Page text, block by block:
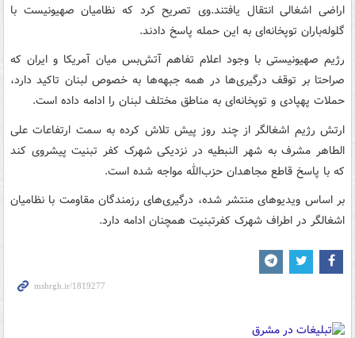
اراضی اشغالی انتقال یافتند.وی تصریح کرد که نظامیان صهیونیست با
گلوله‌باران توپخانه‌ای به این حمله پاسخ دادند.
رژیم صهیونیستی با وجود اعلام تفاهم آتش‌بس میان آمریکا و ایران که
صراحتا بر توقف درگیری‌ها در همه جبهه‌ها به خصوص لبنان تاکید دارد،
حملات پهپادی و توپخانه‌ای به مناطق مختلف لبنان را ادامه داده است.
ارتش رژیم اشغالگر از چند روز پیش تلاش کرده به سمت ارتفاعات علی
الطاهر مشرف به شهر النبطیه در نزدیکی شهرک کفر تبنیت پیشروی کند
که با پاسخ قاطع مجاهدان حزب‌الله مواجه شده است.
بر اساس ویدیوهای منتشر شده، درگیری‌های رزمندگان مقاومت با نظامیان
اشغالگر در اطراف شهرک کفرتبنیت همچنان ادامه دارد.